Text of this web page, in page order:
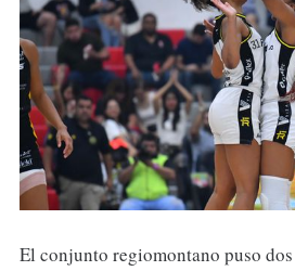
El conjunto regiomontano puso